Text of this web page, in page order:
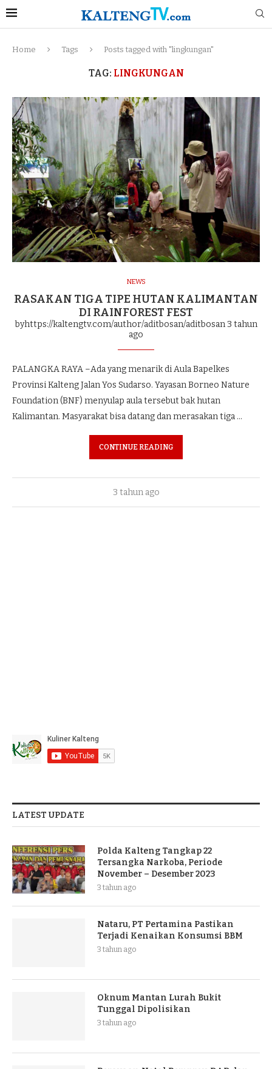
Home Tags Posts tagged with "lingkungan"
TAG: LINGKUNGAN
NEWS
RASAKAN TIGA TIPE HUTAN KALIMANTAN
DI RAINFOREST FEST
byhttps://kaltengtv.com/author/aditbosan/aditbosan3 tahun
ago
PALANGKA RAYA –Ada yang menarik di Aula Bapelkes
Provinsi Kalteng Jalan Yos Sudarso. Yayasan Borneo Nature
Foundation (BNF) menyulap aula tersebut bak hutan
Kalimantan. Masyarakat bisa datang dan merasakan tiga …
CONTINUE READING
3 tahun ago
LATEST UPDATE
Polda Kalteng Tangkap 22
Tersangka Narkoba, Periode
November – Desember 2023
3 tahun ago
Nataru, PT Pertamina Pastikan
Terjadi Kenaikan Konsumsi BBM
3 tahun ago
Oknum Mantan Lurah Bukit
Tunggal Dipolisikan
3 tahun ago